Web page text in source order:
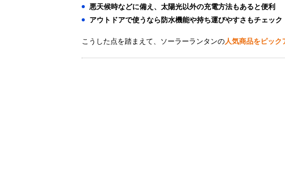
悪天候時などに備え、太陽光以外の充電方法もあると便利
アウトドアで使うなら防水機能や持ち運びやすさもチェック
こうした点を踏まえて、ソーラーランタンの人気商品をピック